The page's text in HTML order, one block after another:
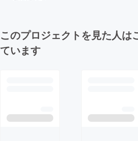
このプロジェクトを見た人は
ています